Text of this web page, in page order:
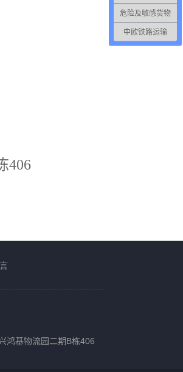
406
鸿基物流园二期B栋406
危险及敏感货物
中欧铁路运输